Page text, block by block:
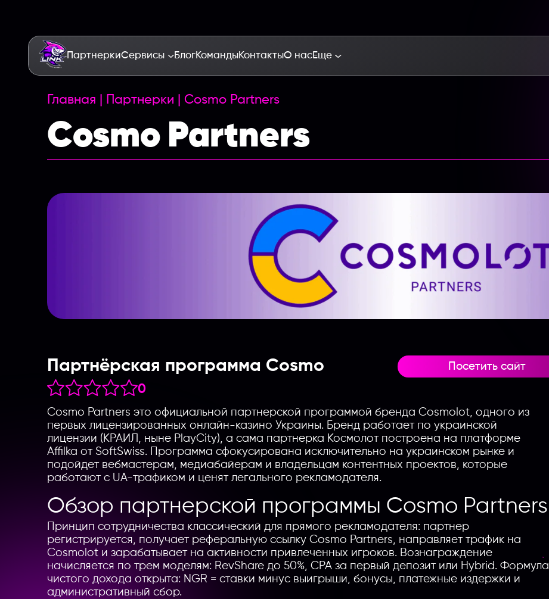
ПартнеркиСервисы БлогКомандыКонтактыО насЕще
Главная Партнерки Cosmo Partners
Cosmo Partners
Партнёрская программа Cosmo Посетить сайт
0
Cosmo Partners это официальной партнерской программой бренда Cosmolot, одного из
первых лицензированных онлайн-казино Украины. Бренд работает по украинской
лицензии (КРАИЛ, ныне PlayCity), а сама партнерка Космолот построена на платформе
Affilka от SoftSwiss. Программа сфокусирована исключительно на украинском рынке и
подойдет вебмастерам, медиабайерам и владельцам контентных проектов, которые
работают с UA-трафиком и ценят легального рекламодателя.
Обзор партнерской программы Cosmo Partners
Принцип сотрудничества классический для прямого рекламодателя: партнер
регистрируется, получает реферальную ссылку Cosmo Partners, направляет трафик на
Cosmolot и зарабатывает на активности привлеченных игроков. Вознаграждение
начисляется по трем моделям: RevShare до 50%, CPA за первый депозит или Hybrid. Формула
чистого дохода открыта: NGR = ставки минус выигрыши, бонусы, платежные издержки и
административный сбор.